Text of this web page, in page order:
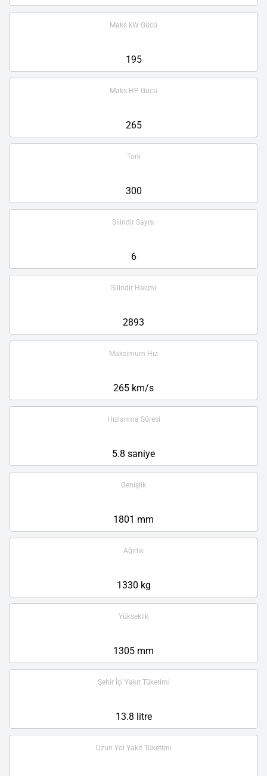
Maks kW Gücü
195
Maks HP Gücü
265
Tork
300
Silindir Sayısı
6
Silindir Hacmi
2893
Maksimum Hız
265 km/s
Hızlanma Süresi
5.8 saniye
Genişlik
1801 mm
Ağırlık
1330 kg
Yükseklik
1305 mm
Şehir İçi Yakıt Tüketimi
13.8 litre
Uzun Yol Yakıt Tüketimi